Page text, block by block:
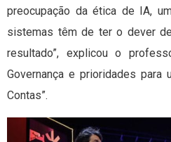
preocupação da ética de IA,
sistemas têm de ter o dever
resultado”, explicou o
Governança e prioridades
Contas”.